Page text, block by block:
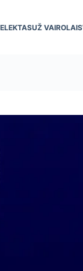
UŽ VAIRO